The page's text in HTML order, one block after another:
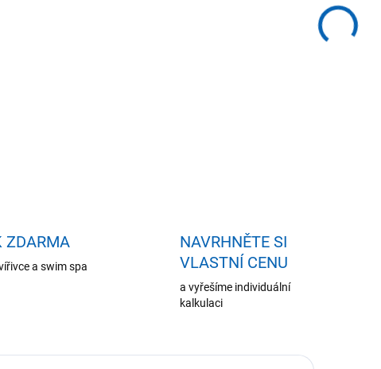
ZDARMA
a swim spa
NAVRHNĚTE SI
VLASTNÍ CENU
a vyřešíme individuální
kalkulaci